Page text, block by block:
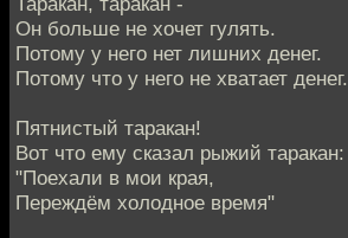
Он больше не хочет гулять.
Потому у него нет лишних денег.
Потому что у него не хватает денег.
Пятнистый таракан!
Вот что ему сказал рыжий таракан:
"Поехали в мои края,
Переждём холодное время"